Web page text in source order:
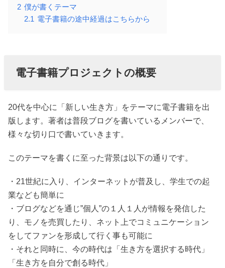
2 僕が書くテーマ
2.1 電子書籍の途中経過はこちらから
電子書籍プロジェクトの概要
20代を中心に「新しい生き方」をテーマに電子書籍を出
版します。著者は普段ブログを書いているメンバーで、
様々な切り口で書いていきます。
このテーマを書くに至った背景は以下の通りです。
・21世紀に入り、インターネットが普及し、学生での起
業なども簡単に
・ブログなどを通じ”個人”の１人１人が情報を発信した
り、モノを売買したり、ネット上でコミュニケーション
をしてファンを形成して行く事も可能に
・それと同時に、今の時代は「生き方を選択する時代」
「生き方を自分で創る時代」